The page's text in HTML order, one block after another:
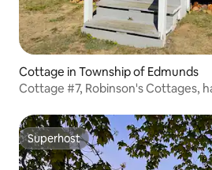
Cottage in Township of Edmunds
Cottage #7, Robinson's Cottages,
Superhost
Superhost